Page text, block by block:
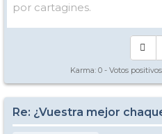
por cartagines.
Karma: 0 - Votos
Re: ¿Vuestra mejor